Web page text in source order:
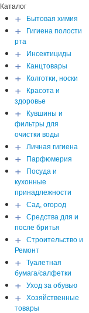
Каталог
+ Бытовая химия
+ Гигиена полости
рта
+ Инсектициды
+ Канцтовары
+ Колготки, носки
+ Красота и
здоровье
+ Кувшины и
фильтры для
очистки воды
+ Личная гигиена
+ Парфюмерия
+ Посуда и
кухонные
принадлежности
+ Сад, огород
+ Средства для и
после бритья
+ Строительство и
Ремонт
+ Туалетная
бумага/салфетки
+ Уход за обувью
+ Хозяйственные
товары